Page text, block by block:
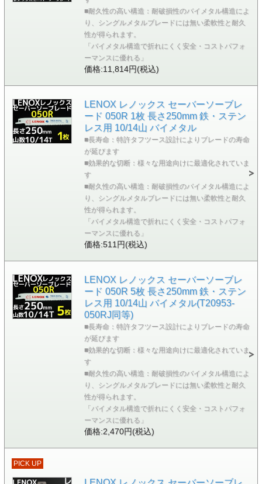
■耐久性の高い構造：耐破損性のバイメタル構造によ
り、シングルメタルブレードには無い柔軟性と耐久
性が得られます。
「バイメタル構造で折れにくく安全・コストパフォ
ーマンスに優れる」
価格:11,814円(税込)
LENOX レノックス セーバーソーブレ
ード 050R 1枚 長さ250mm 鉄・ステン
レス用 10/14山 バイメタル
■長寿命：特許タフツース設計によりブレードの寿命
が延びます
■効果的な切断：様々な用途向けに最適化されていま
す
■耐久性の高い構造：耐破損性のバイメタル構造によ
り、シングルメタルブレードには無い柔軟性と耐久
性が得られます。
「バイメタル構造で折れにくく安全・コストパフォ
ーマンスに優れる」
価格:511円(税込)
LENOX レノックス セーバーソーブレ
ード 050R 5枚 長さ250mm 鉄・ステン
レス用 10/14山 バイメタル(T20953-
050RJ同等)
■長寿命：特許タフツース設計によりブレードの寿命
が延びます
■効果的な切断：様々な用途向けに最適化されていま
す
■耐久性の高い構造：耐破損性のバイメタル構造によ
り、シングルメタルブレードには無い柔軟性と耐久
性が得られます。
「バイメタル構造で折れにくく安全・コストパフォ
ーマンスに優れる」
価格:2,470円(税込)
PICK UP